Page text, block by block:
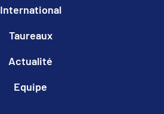
International
Taureaux
Actualité
Equipe